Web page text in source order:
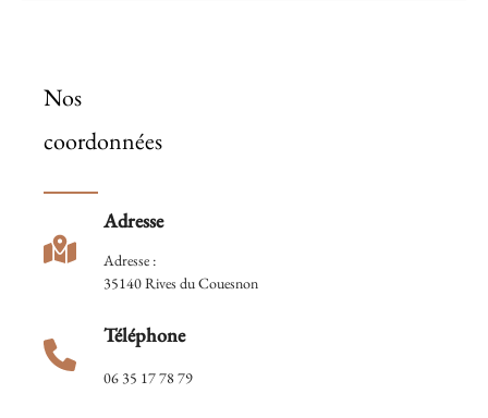
Nos
coordonnées
Adresse
Adresse :
35140 Rives du Couesnon
Téléphone
06 35 17 78 79